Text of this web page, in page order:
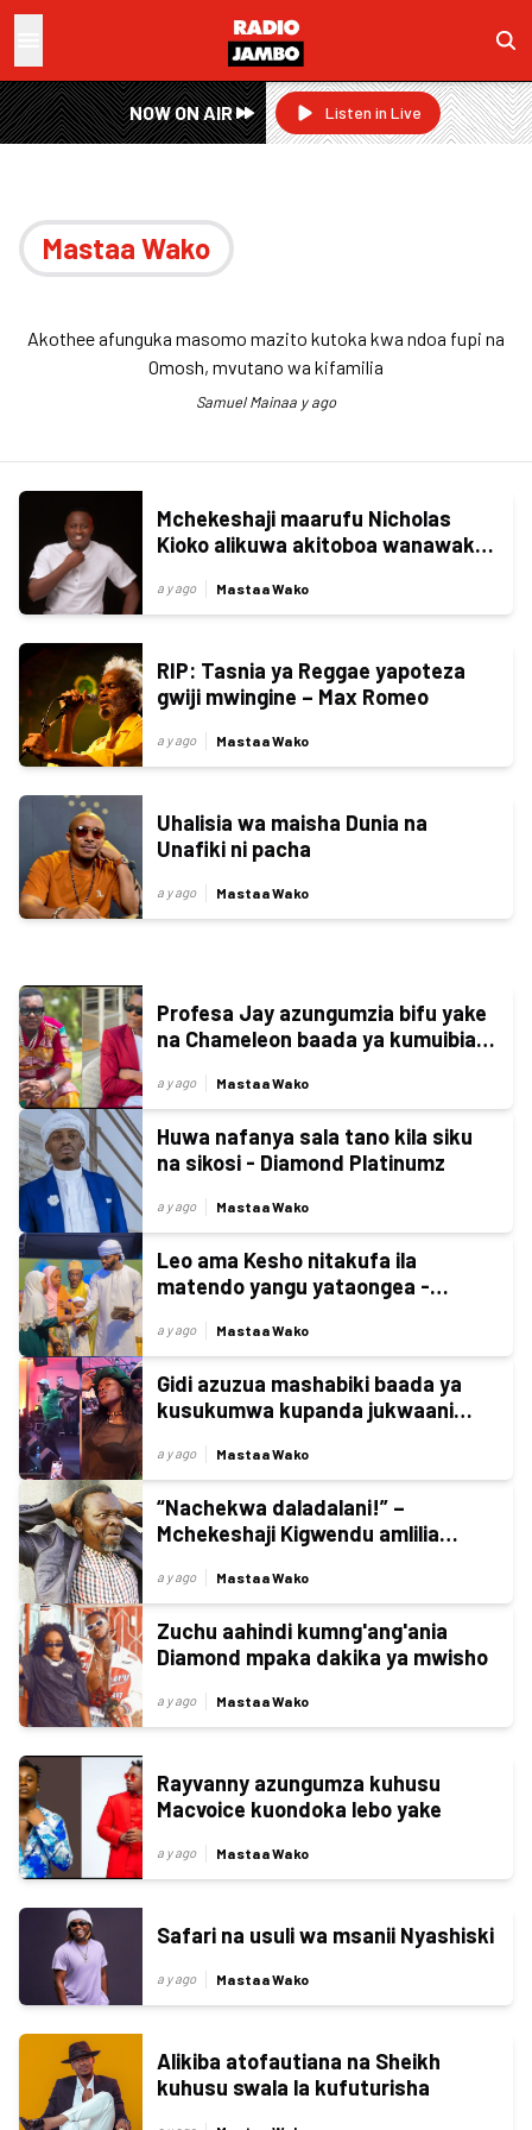
NOW ON AIR Listen in Live
Mastaa Wako
Akothee afunguka masomo mazito kutoka kwa ndoa fupi na
Omosh, mvutano wa kifamilia
Samuel Mainaa y ago
Mchekeshaji maarufu Nicholas
Kioko alikuwa akitoboa wanawake
a y ago Mastaa Wako
RIP: Tasnia ya Reggae yapoteza
gwiji mwingine – Max Romeo
a y ago Mastaa Wako
Uhalisia wa maisha Dunia na
Unafiki ni pacha
a y ago Mastaa Wako
Profesa Jay azungumzia bifu yake
na Chameleon baada ya kumuibia
a y ago Mastaa Wako
Huwa nafanya sala tano kila siku
na sikosi - Diamond Platinumz
a y ago Mastaa Wako
Leo ama Kesho nitakufa ila
matendo yangu yataongea -
a y ago Mastaa Wako
Gidi azuzua mashabiki baada ya
kusukumwa kupanda jukwaani
a y ago Mastaa Wako
“Nachekwa daladalani!” –
Mchekeshaji Kigwendu amlilia
a y ago Mastaa Wako
Zuchu aahindi kumng'ang'ania
Diamond mpaka dakika ya mwisho
a y ago Mastaa Wako
Rayvanny azungumza kuhusu
Macvoice kuondoka lebo yake
a y ago Mastaa Wako
Safari na usuli wa msanii Nyashiski
a y ago Mastaa Wako
Alikiba atofautiana na Sheikh
kuhusu swala la kufuturisha